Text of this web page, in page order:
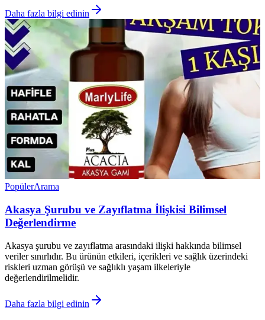
Daha fazla bilgi edinin
PopülerArama
Akasya Şurubu ve Zayıflatma İlişkisi Bilimsel
Değerlendirme
Akasya şurubu ve zayıflatma arasındaki ilişki hakkında bilimsel
veriler sınırlıdır. Bu ürünün etkileri, içerikleri ve sağlık üzerindeki
riskleri uzman görüşü ve sağlıklı yaşam ilkeleriyle
değerlendirilmelidir.
Daha fazla bilgi edinin